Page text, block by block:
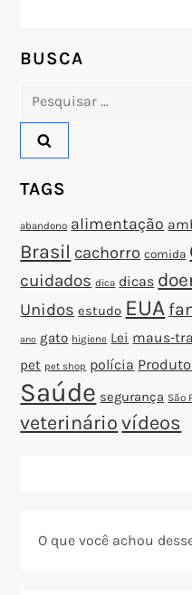
o
s
t
BUSCA
Pesquisar
TAGS
abandono alimentação
Brasil cachorro comida
cuidados dica dicas
Unidos estudo EUA
ano gato higiene Lei maus-
pet pet shop polícia
Saúde segurança São
veterinário vídeos
O que você achou